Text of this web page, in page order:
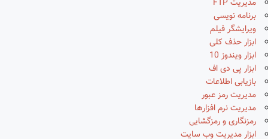
مدیریت FTP
برنامه نویسی
ویرایشگر فیلم
ابزار حذف کلی
ابزار ویندوز 10
ابزار پی دی اف
بازیابی اطلاعات
مدیریت رمز عبور
مدیریت نرم افزارها
رمزنگاری و رمزگشایی
ابزار مدیریت وب سایت